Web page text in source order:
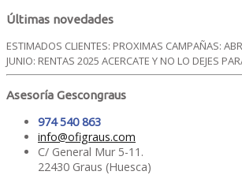
Últimas novedades
ESTIMADOS CLIENTES: PROXIMAS CAMPAÑAS:
JUNIO: RENTAS 2025 ACERCATE Y NO LO DEJES
Asesoría Gescongraus
974 540 863
info@ofigraus.com
C/ General Mur 5-11.
22430 Graus (Huesca)